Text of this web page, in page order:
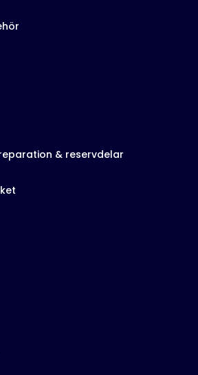
& reservdelar